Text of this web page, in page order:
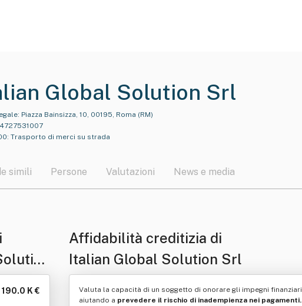
Global Solution Srl
Piazza Bainsizza, 10, 00195, Roma (RM)
: Trasporto di merci su strada
simili Persone Valutazioni News e media
190.0 K €
Affidabilità creditizia di
Italian Global Solution Srl
Valuta la capacità di un soggetto di onorare gli impegni
aiutando a prevedere il rischio di inadempienza nei pagamenti.